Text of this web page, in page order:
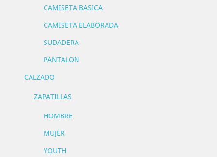
CAMISETA BASICA
CAMISETA ELABORADA
SUDADERA
PANTALON
CALZADO
ZAPATILLAS
HOMBRE
MUJER
YOUTH